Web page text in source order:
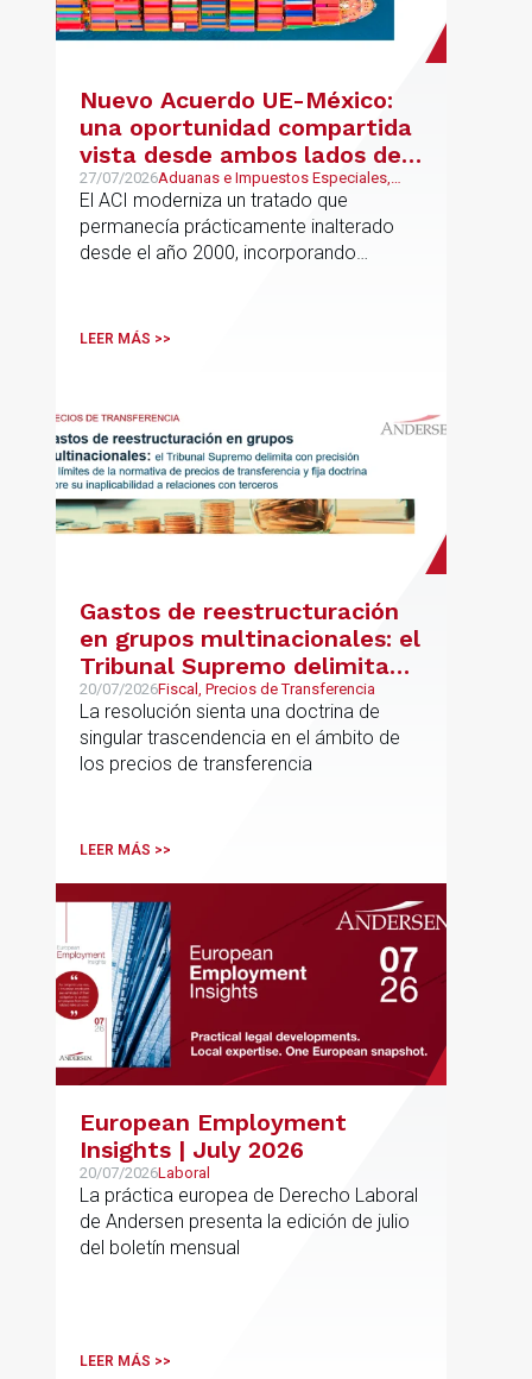
Nuevo Acuerdo UE-México:
una oportunidad compartida
vista desde ambos lados del
Atlántico
27/07/2026Aduanas e Impuestos Especiales,
Mexican Desk
El ACI moderniza un tratado que
permanecía prácticamente inalterado
desde el año 2000, incorporando
LEER MÁS >>
Gastos de reestructuración
en grupos multinacionales: el
Tribunal Supremo delimita
con precisión los límites de la
normativa de precios de
transferencia y fija doctrina
sobre su inaplicabilidad a
20/07/2026Fiscal, Precios de Transferencia
La resolución sienta una doctrina de
singular trascendencia en el ámbito de
los precios de transferencia
LEER MÁS >>
European Employment
Insights | July 2026
20/07/2026Laboral
La práctica europea de Derecho Laboral
de Andersen presenta la edición de julio
del boletín mensual
LEER MÁS >>